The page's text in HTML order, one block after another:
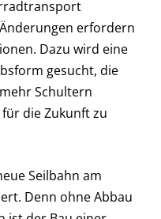
erfordern
Dazu wird eine
gesucht, die
Schultern
die Zukunft zu
Seilbahn am
Denn ohne Abbau